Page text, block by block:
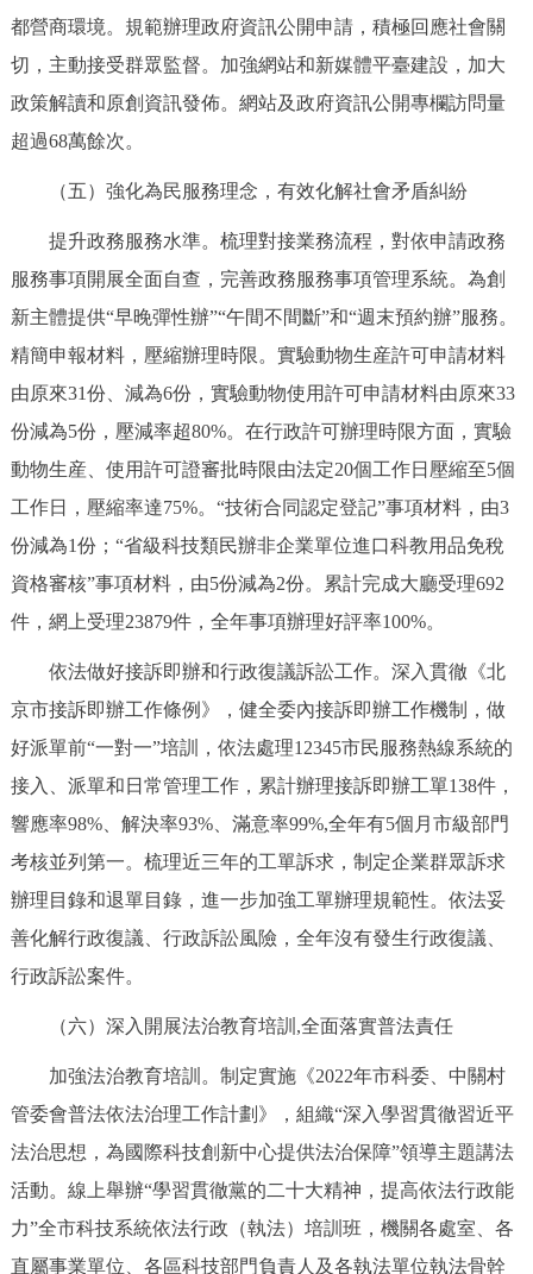
都營商環境。規範辦理政府資訊公開申請，積極回應社會關
切，主動接受群眾監督。加強網站和新媒體平臺建設，加大
政策解讀和原創資訊發佈。網站及政府資訊公開專欄訪問量
超過68萬餘次。
（五）強化為民服務理念，有效化解社會矛盾糾紛
提升政務服務水準。梳理對接業務流程，對依申請政務
服務事項開展全面自查，完善政務服務事項管理系統。為創
新主體提供“早晚彈性辦”“午間不間斷”和“週末預約辦”服務。
精簡申報材料，壓縮辦理時限。實驗動物生産許可申請材料
由原來31份、減為6份，實驗動物使用許可申請材料由原來33
份減為5份，壓減率超80%。在行政許可辦理時限方面，實驗
動物生産、使用許可證審批時限由法定20個工作日壓縮至5個
工作日，壓縮率達75%。“技術合同認定登記”事項材料，由3
份減為1份；“省級科技類民辦非企業單位進口科教用品免稅
資格審核”事項材料，由5份減為2份。累計完成大廳受理692
件，網上受理23879件，全年事項辦理好評率100%。
依法做好接訴即辦和行政復議訴訟工作。深入貫徹《北
京市接訴即辦工作條例》，健全委內接訴即辦工作機制，做
好派單前“一對一”培訓，依法處理12345市民服務熱線系統的
接入、派單和日常管理工作，累計辦理接訴即辦工單138件，
響應率98%、解決率93%、滿意率99%,全年有5個月市級部門
考核並列第一。梳理近三年的工單訴求，制定企業群眾訴求
辦理目錄和退單目錄，進一步加強工單辦理規範性。依法妥
善化解行政復議、行政訴訟風險，全年沒有發生行政復議、
行政訴訟案件。
（六）深入開展法治教育培訓,全面落實普法責任
加強法治教育培訓。制定實施《2022年市科委、中關村
管委會普法依法治理工作計劃》，組織“深入學習貫徹習近平
法治思想，為國際科技創新中心提供法治保障”領導主題講法
活動。線上舉辦“學習貫徹黨的二十大精神，提高依法行政能
力”全市科技系統依法行政（執法）培訓班，機關各處室、各
直屬事業單位、各區科技部門負責人及各執法單位執法骨幹